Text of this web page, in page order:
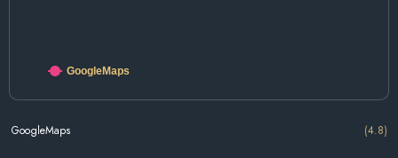
GoogleMaps
GoogleMaps (4.8)